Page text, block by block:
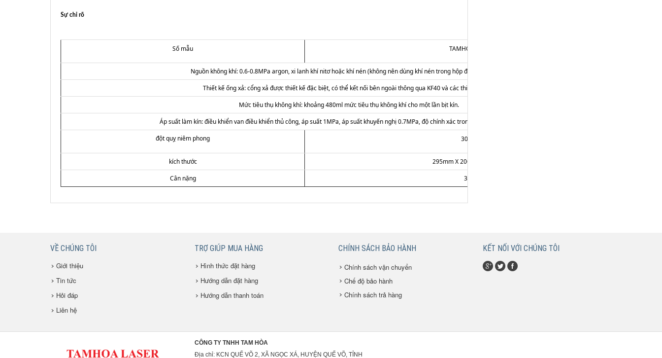
Sự chỉ rõ
Số mẫu TAMHOA-BPS-1
Nguồn không khí: 0.6-0.8MPa argon, xi lanh khí nitơ hoặc khí nén (không nên dùng khí nén trong hộp đựng găng tay).
Thiết kế ống xả: cổng xả được thiết kế đặc biệt, có thể kết nối bên ngoài thông qua KF40 và các thiết bị khác.
Mức tiêu thụ không khí: khoảng 480ml mức tiêu thụ không khí cho một lần bịt kín.
Áp suất làm kín: điều khiển van điều khiển thủ công, áp suất 1MPa, áp suất khuyến nghị 0.7MPa, độ chính xác trong khoảng ±0.5 phần trăm.
đột quỵ niêm phong
30 mm
kích thước
295mm X 200mm X 335mm
Cân nặng
30kg
VỀ CHÚNG TÔI
Giới thiệu
Tin tức
Hỏi đáp
Liên hệ
TRỢ GIÚP MUA HÀNG
Hình thức đặt hàng
Hướng dẫn đặt hàng
Hướng dẫn thanh toán
CHÍNH SÁCH BẢO HÀNH
Chính sách vận chuyển
Chế độ bảo hành
Chính sách trả hàng
KẾT NỐI VỚI CHÚNG TÔI
CÔNG TY TNHH TAM HÒA
Địa chỉ: KCN QUẾ VÕ 2, XÃ NGỌC XÁ, HUYỆN QUẾ VÕ, TỈNH